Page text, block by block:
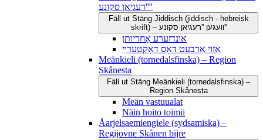
''רעגיאן סקונע''
Fäll ut Stäng Jiddisch (jiddisch - hebreisk
skrift) – וועגען ''רעגיאן סקונע''
אונדזערע אַחריותן
אַזוי אַרבעט דאָס דאָקטערײַ
Meänkieli (tornedalsfinska) – Region
Skånesta
Fäll ut Stäng Meänkieli (tornedalsfinska) –
Region Skånesta
Meän vastuualat
Näin hoito toimii
Åarjelsaemiengiele (sydsamiska) –
Regijovne Skånen bïjre